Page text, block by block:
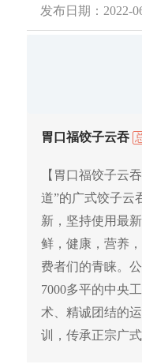
发布日期： 2022-
胃口福饺子云吞
【胃口福饺子云
道”的广式饺子云
新，坚持使用最
鲜，健康，营养
费者们的青睐。
7000多平的中央
术、精诚团结的
训，传承正宗广